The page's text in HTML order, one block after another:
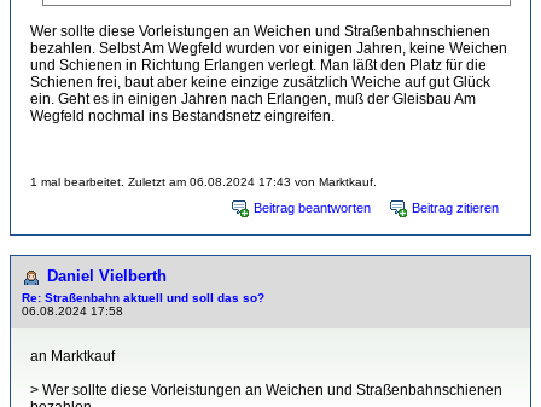
Wer sollte diese Vorleistungen an Weichen und Straßenbahnschienen
bezahlen. Selbst Am Wegfeld wurden vor einigen Jahren, keine Weichen
und Schienen in Richtung Erlangen verlegt. Man läßt den Platz für die
Schienen frei, baut aber keine einzige zusätzlich Weiche auf gut Glück
ein. Geht es in einigen Jahren nach Erlangen, muß der Gleisbau Am
Wegfeld nochmal ins Bestandsnetz eingreifen.
1 mal bearbeitet. Zuletzt am 06.08.2024 17:43 von Marktkauf.
Beitrag beantworten Beitrag zitieren
Daniel Vielberth
Re: Straßenbahn aktuell und soll das so?
06.08.2024 17:58
an Marktkauf
> Wer sollte diese Vorleistungen an Weichen und Straßenbahnschienen